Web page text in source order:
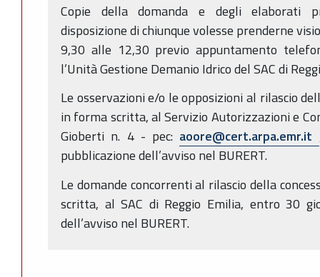
Copie della domanda e degli elaborati
disposizione di chiunque volesse prenderne
9,30 alle 12,30 previo appuntamento
l’Unità Gestione Demanio Idrico del SAC di
Le osservazioni e/o le opposizioni al rilascio
in forma scritta, al Servizio Autorizzazioni e
Gioberti n. 4 - pec: aoore@cert.arpa.emr.it
pubblicazione dell’avviso nel BURERT.
Le domande concorrenti al rilascio della
scritta, al SAC di Reggio Emilia, entro 30
dell’avviso nel BURERT.